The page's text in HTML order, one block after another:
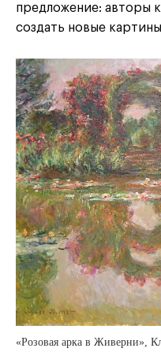
предложение: авторы
создать новые
«Розовая арка в Живерни»,